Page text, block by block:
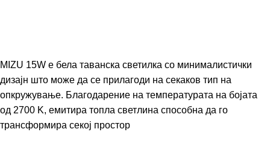
MIZU 15W е бела таванска светилка со минималистички
дизајн што може да се прилагоди на секаков тип на
опкружување. Благодарение на температурата на бојата
од 2700 K, емитира топла светлина способна да го
трансформира секој простор